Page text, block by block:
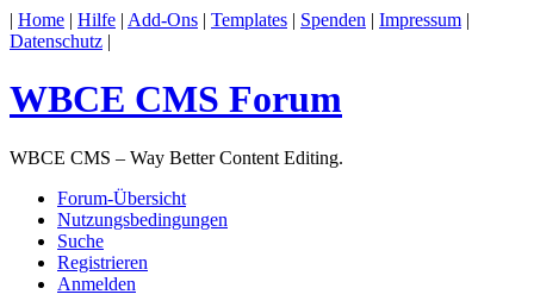
| Home | Hilfe | Add-Ons | Templates | Spenden | Impressum |
Datenschutz |
WBCE CMS Forum
WBCE CMS – Way Better Content Editing.
Forum-Übersicht
Nutzungsbedingungen
Suche
Registrieren
Anmelden